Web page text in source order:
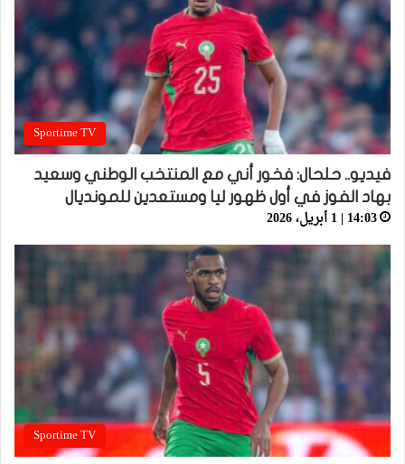
Sportime TV
فيديو.. حلحال: فخور أني مع المنتخب الوطني وسعيد
بهاد الفوز في أول ظهور ليا ومستعدين للمونديال
14:03 | 1 أبريل، 2026
Sportime TV